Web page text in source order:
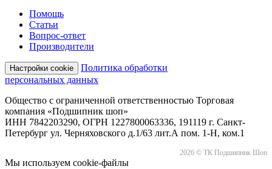
Помощь
Статьи
Вопрос-ответ
Производители
Настройки cookie
Политика обработки
персональных данных
Общество с ограниченной ответственностью Торговая
компания «Подшипник шоп»
ИНН 7842203290, ОГРН 1227800063336, 191119 г. Санкт-
Петербург ул. Черняховского д.1/63 лит.А пом. 1-Н, ком.1
2026 © ТК Подшипник Шоп
Мы используем cookie-файлы